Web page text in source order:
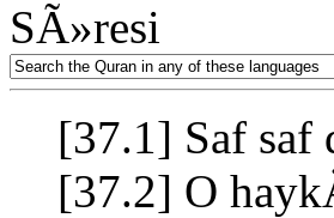
SÃ»resi
[37.1] Saf saf
[37.2] O